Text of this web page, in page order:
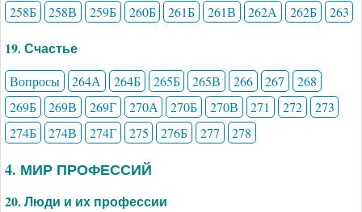
258Б
258В 259Б 260Б 261Б 261В 262А 262Б 263
19. Счастье
Вопросы 264А 264Б 265Б 265В 266 267
268
269Б
269В 269Г 270А 270Б 270В 271 272
273
274Б
274В 274Г 275 276Б 277 278
4. МИР ПРОФЕССИЙ
20. Люди и их профессии